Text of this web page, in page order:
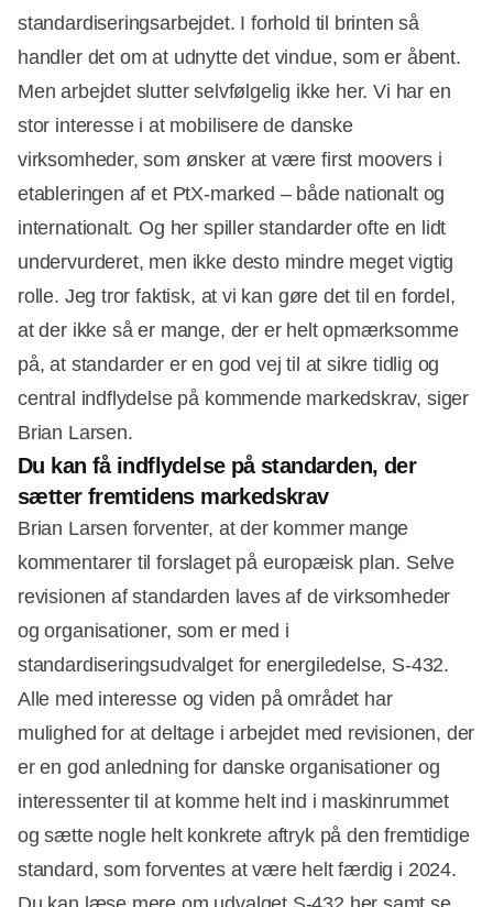
standardiseringsarbejdet. I forhold til brinten så
handler det om at udnytte det vindue, som er åbent.
Men arbejdet slutter selvfølgelig ikke her. Vi har en
stor interesse i at mobilisere de danske
virksomheder, som ønsker at være first moovers i
etableringen af et PtX-marked – både nationalt og
internationalt. Og her spiller standarder ofte en lidt
undervurderet, men ikke desto mindre meget vigtig
rolle. Jeg tror faktisk, at vi kan gøre det til en fordel,
at der ikke så er mange, der er helt opmærksomme
på, at standarder er en god vej til at sikre tidlig og
central indflydelse på kommende markedskrav, siger
Brian Larsen.
Du kan få indflydelse på standarden, der
sætter fremtidens markedskrav
Brian Larsen forventer, at der kommer mange
kommentarer til forslaget på europæisk plan. Selve
revisionen af standarden laves af de virksomheder
og organisationer, som er med i
standardiseringsudvalget for energiledelse, S-432.
Alle med interesse og viden på området har
mulighed for at deltage i arbejdet med revisionen, der
er en god anledning for danske organisationer og
interessenter til at komme helt ind i maskinrummet
og sætte nogle helt konkrete aftryk på den fremtidige
standard, som forventes at være helt færdig i 2024.